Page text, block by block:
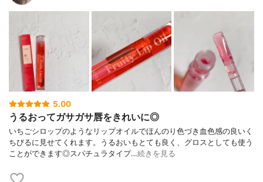
5.00
うるおってガサガサ唇をきれいに◎
いちごシロップのようなリップオイルでほんのり色づき血色感の良いく
ちびるに見せてくれます。うるおいもとても良く、グロスとしても使う
ことができます◎スパチュラタイプ…続きを見る